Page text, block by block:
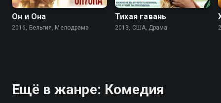
Он и Она
2016, Бельгия, Мелодрама
Тихая гавань
2013, США, Драма
Ещё в жанре: Комедия